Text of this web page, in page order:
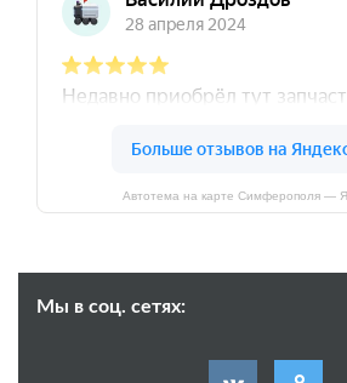
Автотема на карте Симферополя —
Мы в соц. сетях: